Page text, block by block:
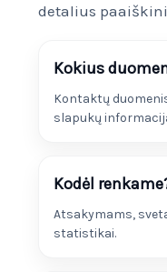
detalius
Kokius
Kontaktų
slapukų
Kodėl
Atsakymams,
statistikai.